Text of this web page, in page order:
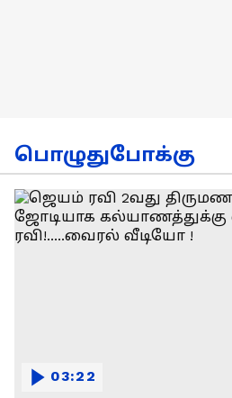
பொழுதுபோக்கு
03:22